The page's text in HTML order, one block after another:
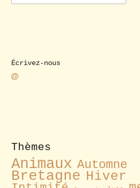
Écrivez-nous
Thèmes
Animaux Automne
Bretagne Hiver